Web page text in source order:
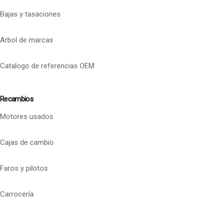
Bajas y tasaciones
Arbol de marcas
Catalogo de referencias OEM
Recambios
Motores usados
Cajas de cambio
Faros y pilotos
Carrocería